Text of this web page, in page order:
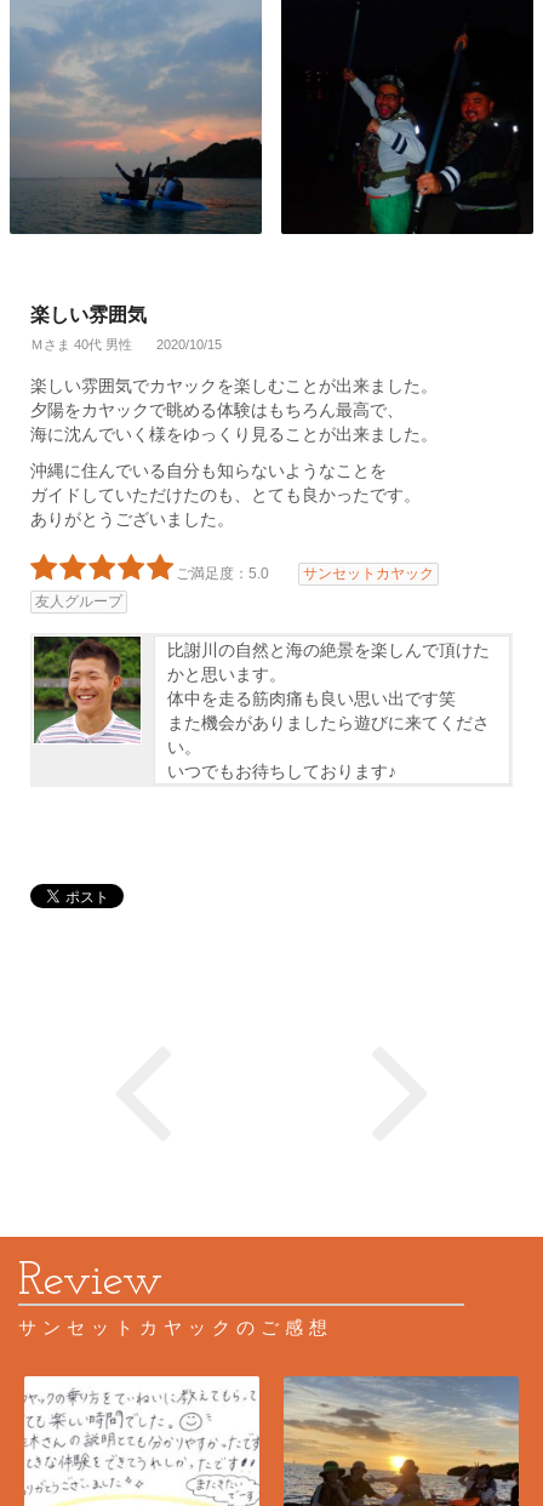
楽しい雰囲気
Ｍさま 40代 男性 2020/10/15
楽しい雰囲気でカヤックを楽しむことが出来ました。
夕陽をカヤックで眺める体験はもちろん最高で、
海に沈んでいく様をゆっくり見ることが出来ました。
沖縄に住んでいる自分も知らないようなことを
ガイドしていただけたのも、とても良かったです。
ありがとうございました。
ご満足度：5.0
サンセットカヤック
友人グループ
比謝川の自然と海の絶景を楽しんで頂けた
かと思います。
体中を走る筋肉痛も良い思い出です笑
また機会がありましたら遊びに来てくださ
い。
いつでもお待ちしております♪
サンセットカヤックのご感想